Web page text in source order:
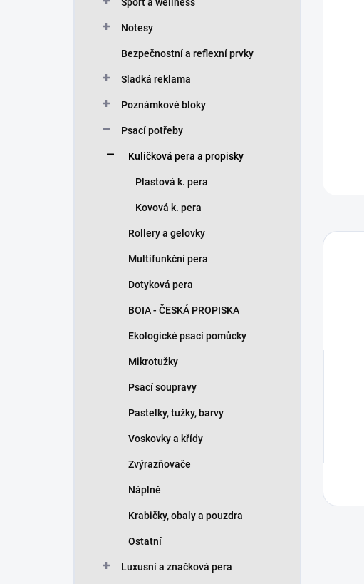
Notesy
Bezpečnostní a reflexní prvky
Sladká reklama
Poznámkové bloky
Psací potřeby
Kuličková pera a propisky
Plastová k. pera
Kovová k. pera
Rollery a gelovky
Multifunkční pera
Dotyková pera
BOIA - ČESKÁ PROPISKA
Ekologické psací pomůcky
Mikrotužky
Psací soupravy
Pastelky, tužky, barvy
Voskovky a křídy
Zvýrazňovače
Náplně
Krabičky, obaly a pouzdra
Ostatní
Luxusní a značková pera